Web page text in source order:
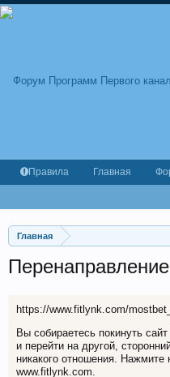
Главная
https://www.fitlynk.com/
Вы собираетесь покинуть
и перейти на другой,
никакого отношения. Нажмите
www.fitlynk.com.
Правила Главная